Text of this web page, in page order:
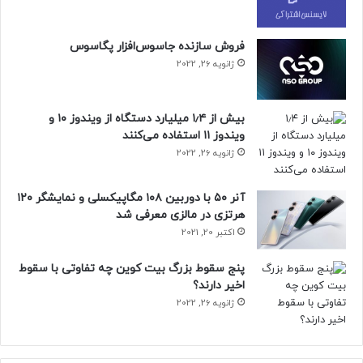
شرکتی مثل شرکت شاتل که در سراسر
ایران میلیون‌ها کاربر دارد در برخی شرایط
ممکن است در یک زمان محدود هزاران
تماس در مرکز تماس خود دریافت کند.
پاسخ‌گویی دقیق و سریع به تمام این
تماس‌ها و رفع نیاز کاربران در یک
ساختار سازمانی‌ مبتنی بر نیروی انسانی
ممکن نیست و حتماً برای چنین سطحی
از پاسخ‌گویی باید از هوش مصنوعی
استفاده کرد.
– محمدحسن شانه‌ساززاده ، رئیس
هیئت مدیره شاتل
فروش سازنده جاسوس‌افزار پگاسوس
ژانویه 26, 2022
بیش از ۱٫۴ میلیارد دستگاه از ویندوز ۱۰ و
ویندوز ۱۱ استفاده می‌کنند
ژانویه 26, 2022
آنر ۵۰ با دوربین ۱۰۸ مگاپیکسلی و نمایشگر ۱۲۰
هرتزی در مالزی معرفی شد
اکتبر 20, 2021
پنج سقوط بزرگ بیت کوین چه تفاوتی با سقوط
اخیر دارند؟
ژانویه 26, 2022